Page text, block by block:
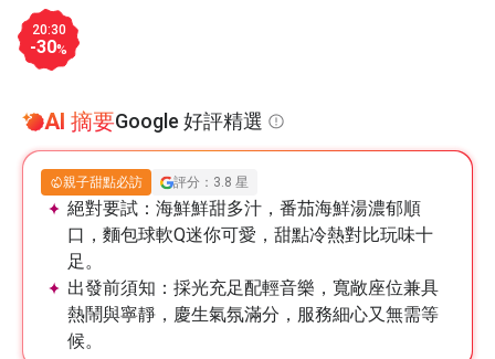
20:30
-30%
AI 摘要Google 好評精選
親子甜點必訪 評分：3.8 星
絕對要試： 海鮮鮮甜多汁，番茄海鮮湯濃郁順
口，麵包球軟Q迷你可愛，甜點冷熱對比玩味十
足。
出發前須知： 採光充足配輕音樂，寬敞座位兼具
熱鬧與寧靜，慶生氣氛滿分，服務細心又無需等
候。